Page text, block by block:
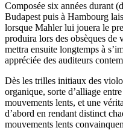
Composée six années durant
Budapest puis à Hambourg
lorsque Mahler lui jouera le
produira lors des obsèques
mettra ensuite longtemps à
appréciée des auditeurs
Dès les trilles initiaux des
organique, sorte d’alliage
mouvements lents, et une
d’abord en rendant distinct
mouvements lents